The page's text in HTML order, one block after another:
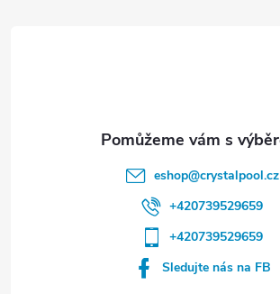
eshop@crystalpool.cz
+420739529659
+420739529659
Sledujte nás na FB